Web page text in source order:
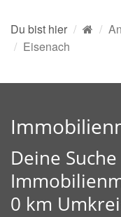
Du bist hier
Eisenach
Deine
0 km